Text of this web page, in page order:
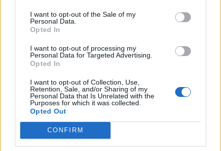
I want to opt-out of the Sale of my
Personal Data.
Opted In
I want to opt-out of processing my
Personal Data for Targeted Advertising.
Opted In
I want to opt-out of Collection, Use,
Retention, Sale, and/or Sharing of my
Personal Data that Is Unrelated with the
Purposes for which it was collected.
Opted Out
CONFIRM